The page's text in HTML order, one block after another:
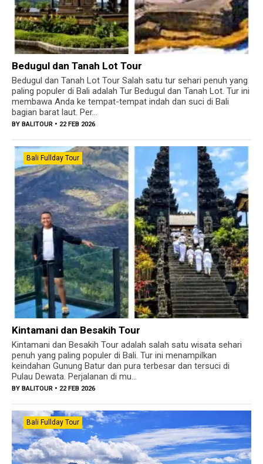
Bedugul dan Tanah Lot Tour
Bedugul dan Tanah Lot Tour Salah satu tur sehari penuh yang
paling populer di Bali adalah Tur Bedugul dan Tanah Lot. Tur ini
membawa Anda ke tempat-tempat indah dan suci di Bali
bagian barat laut. Per...
BY BALITOUR • 22 FEB 2026
Bali Fullday Tour
Kintamani dan Besakih Tour
Kintamani dan Besakih Tour adalah salah satu wisata sehari
penuh yang paling populer di Bali. Tur ini menampilkan
keindahan Gunung Batur dan pura terbesar dan tersuci di
Pulau Dewata. Perjalanan di mu...
BY BALITOUR • 22 FEB 2026
Bali Fullday Tour